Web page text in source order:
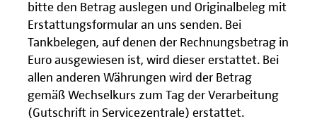
bitte den Betrag auslegen und Originalbeleg mit
Erstattungsformular an uns senden. Bei
Tankbelegen, auf denen der Rechnungsbetrag in
Euro ausgewiesen ist, wird dieser erstattet. Bei
allen anderen Währungen wird der Betrag
gemäß Wechselkurs zum Tag der Verarbeitung
(Gutschrift in Servicezentrale) erstattet.